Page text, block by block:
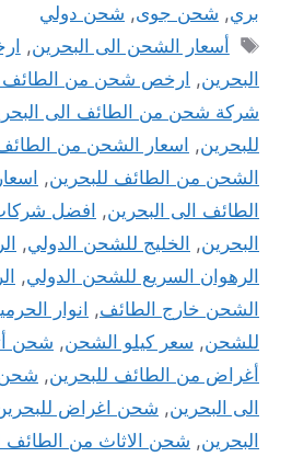
بري, شحن جوى, شحن دولي
الوسوم
أسعار الشحن الى البحرين,
البحرين, ارخص شحن من الطائف
شركة شحن من الطائف الى
للبحرين, اسعار الشحن من
الشحن من الطائف للبحرين,
الطائف الى البحرين, افضل
البحرين, الخليج للشحن الدولي,
الرهوان السريع للشحن الدولي,
الشحن خارج الطائف, انوار
للشحن, سعر كيلو الشحن, شحن
أغراض من الطائف للبحرين, شحن
الى البحرين, شحن اغراض
البحرين, شحن الاثاث من الطائف